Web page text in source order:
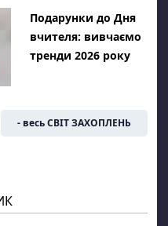
Подарунки до Дня
вчителя: вивчаємо
тренди 2026 року
- весь СВІТ ЗАХОПЛЕНЬ